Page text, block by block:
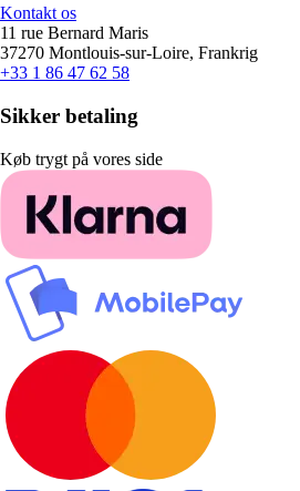
Kontakt os
11 rue Bernard Maris
37270 Montlouis-sur-Loire, Frankrig
+33 1 86 47 62 58
Sikker betaling
Køb trygt på vores side